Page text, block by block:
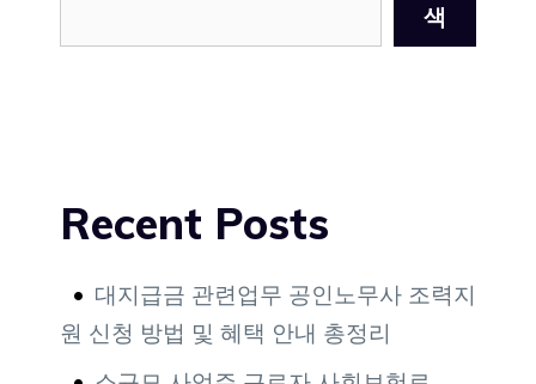
색
Recent Posts
대지급금 관련업무 공인노무사 조력지
원 신청 방법 및 혜택 안내 총정리